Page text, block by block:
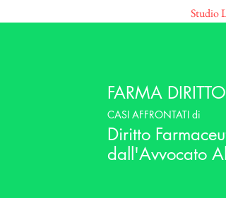
Studio
FARMA DIRITTO
CASI AFFRONTATI di
Diritto
dall'Avvocato